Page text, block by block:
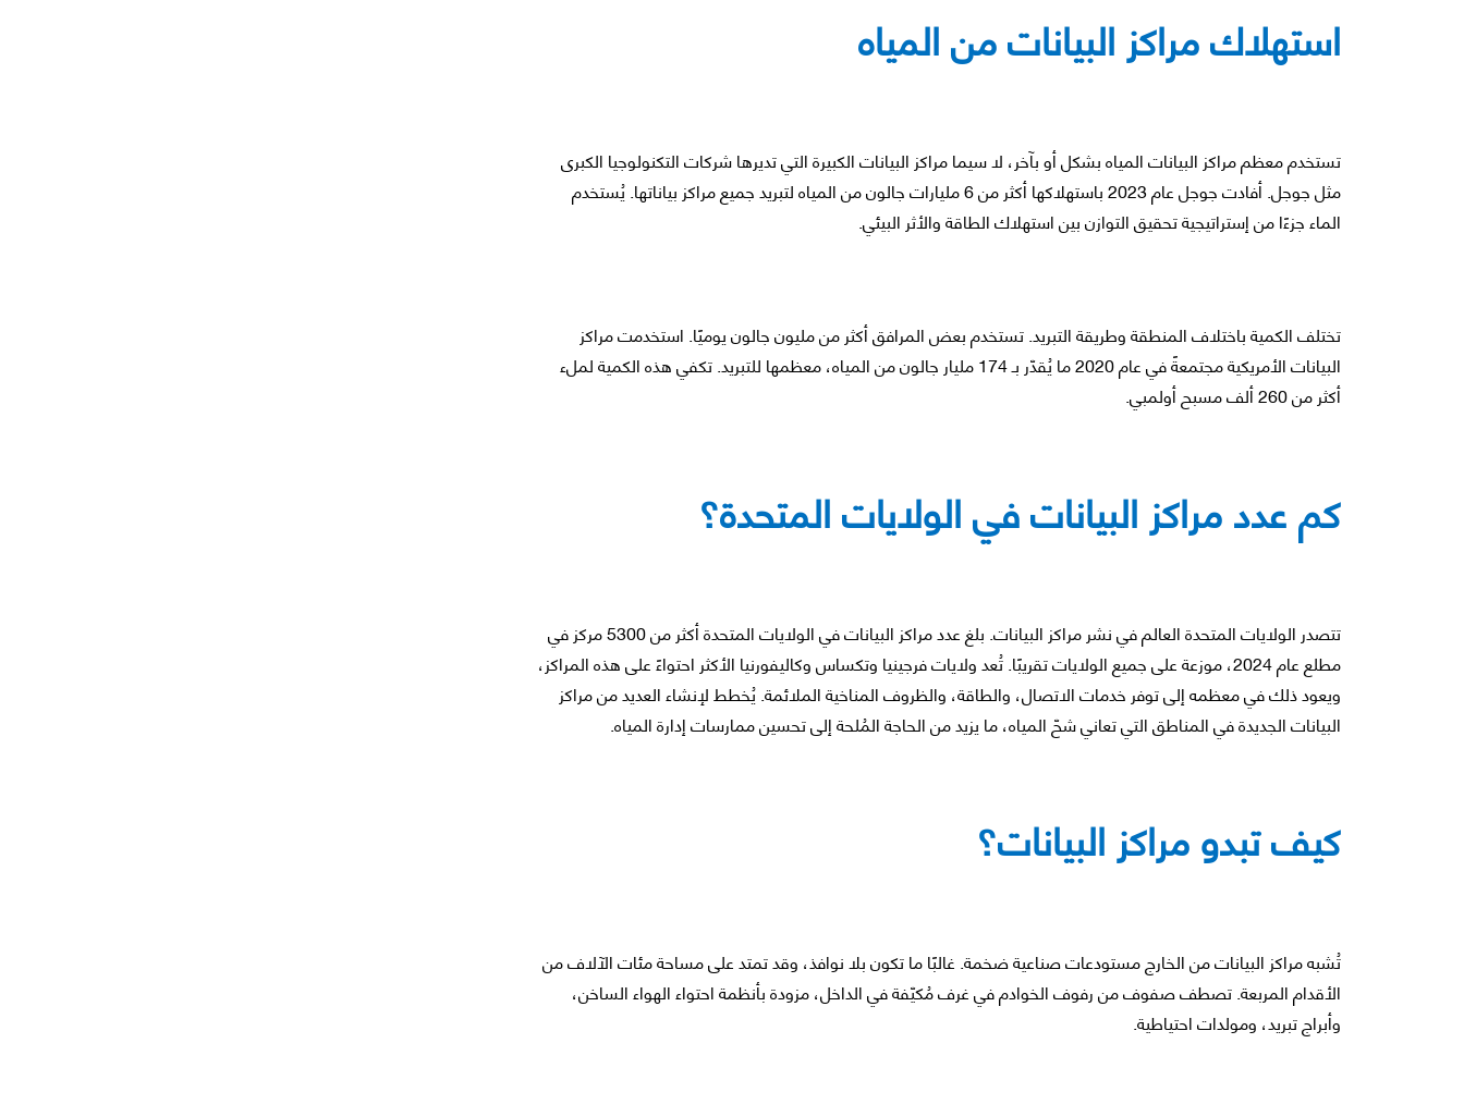
استهلاك مراكز البيانات من المياه
تستخدم معظم مراكز البيانات المياه بشكل أو بآخر، لا سيما مراكز البيانات الكبيرة التي تديرها شركات التكنولوجيا الكبرى
مثل جوجل. أفادت جوجل عام 2023 باستهلاكها أكثر من 6 مليارات جالون من المياه لتبريد جميع مراكز بياناتها. يُستخدم
الماء جزءًا من إستراتيجية تحقيق التوازن بين استهلاك الطاقة والأثر البيئي.
تختلف الكمية باختلاف المنطقة وطريقة التبريد. تستخدم بعض المرافق أكثر من مليون جالون يوميًا. استخدمت مراكز
البيانات الأمريكية مجتمعةً في عام 2020 ما يُقدّر بـ 174 مليار جالون من المياه، معظمها للتبريد. تكفي هذه الكمية لملء
أكثر من 260 ألف مسبح أولمبي.
كم عدد مراكز البيانات في الولايات المتحدة؟
تتصدر الولايات المتحدة العالم في نشر مراكز البيانات. بلغ عدد مراكز البيانات في الولايات المتحدة أكثر من 5300 مركز في
مطلع عام 2024، موزعة على جميع الولايات تقريبًا. تُعد ولايات فرجينيا وتكساس وكاليفورنيا الأكثر احتواءً على هذه المراكز،
ويعود ذلك في معظمه إلى توفر خدمات الاتصال، والطاقة، والظروف المناخية الملائمة. يُخطط لإنشاء العديد من مراكز
البيانات الجديدة في المناطق التي تعاني شحّ المياه، ما يزيد من الحاجة المُلحة إلى تحسين ممارسات إدارة المياه.
كيف تبدو مراكز البيانات؟
تُشبه مراكز البيانات من الخارج مستودعات صناعية ضخمة. غالبًا ما تكون بلا نوافذ، وقد تمتد على مساحة مئات الآلاف من
الأقدام المربعة. تصطف صفوف من رفوف الخوادم في غرف مُكيّفة في الداخل، مزودة بأنظمة احتواء الهواء الساخن،
وأبراج تبريد، ومولدات احتياطية.